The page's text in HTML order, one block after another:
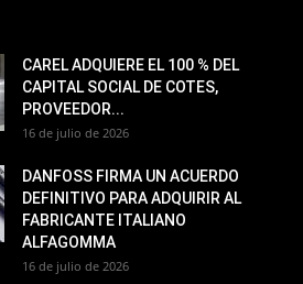
CAREL ADQUIERE EL 100 % DEL
CAPITAL SOCIAL DE COTES,
PROVEEDOR...
16 de julio de 2026
DANFOSS FIRMA UN ACUERDO
DEFINITIVO PARA ADQUIRIR AL
FABRICANTE ITALIANO
ALFAGOMMA
16 de julio de 2026